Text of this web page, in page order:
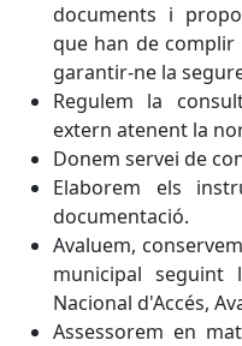
documents i
que han de complir
garantir-ne la
Regulem la
extern atenent la
Donem servei de
Elaborem els
documentació.
Avaluem,
municipal seguint
Nacional d'Accés,
Assessorem en